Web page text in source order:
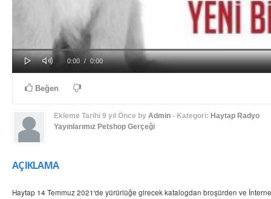
Play Mute
Current
0:00 / Duration
0:00
Beğen
Ekleme Tarihi 9 yıl Önce by Admin- Kategori: Haytap Radyo
Yayınlarımız Petshop Gerçeği
AÇIKLAMA
Haytap 14 Temmuz 2021'de yürürlüğe girecek katalogdan broşürden ve